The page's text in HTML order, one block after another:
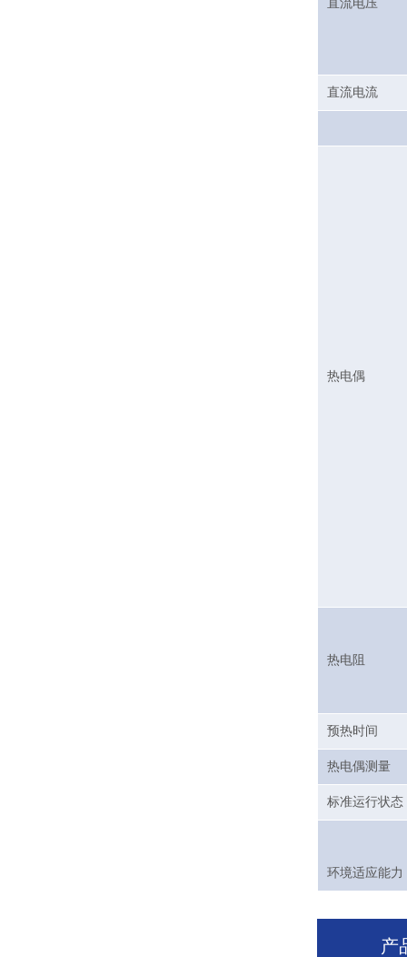
直流电压
直流电流
热电偶
热电阻
预热时间
热电偶测量
标准运行状
环境适应能力
产